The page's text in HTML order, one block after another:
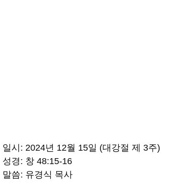
일시: 2024년 12월 15일 (대강절 제 3주)
성경: 창 48:15-16
말씀: 유경식 목사